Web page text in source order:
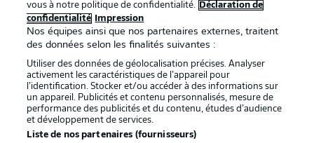
© 2026 Bundesliga-Gruppe GmbH
vous à notre politique de confidentialité.
Déclaration de
confidentialité
Impression
Nos équipes ainsi que nos partenaires externes, traitent
des données selon les finalités suivantes :
Utiliser des données de géolocalisation précises. Analyser
activement les caractéristiques de l’appareil pour
l’identification. Stocker et/ou accéder à des informations sur
un appareil. Publicités et contenu personnalisés, mesure de
performance des publicités et du contenu, études d’audience
et développement de services.
Liste de nos partenaires (fournisseurs)